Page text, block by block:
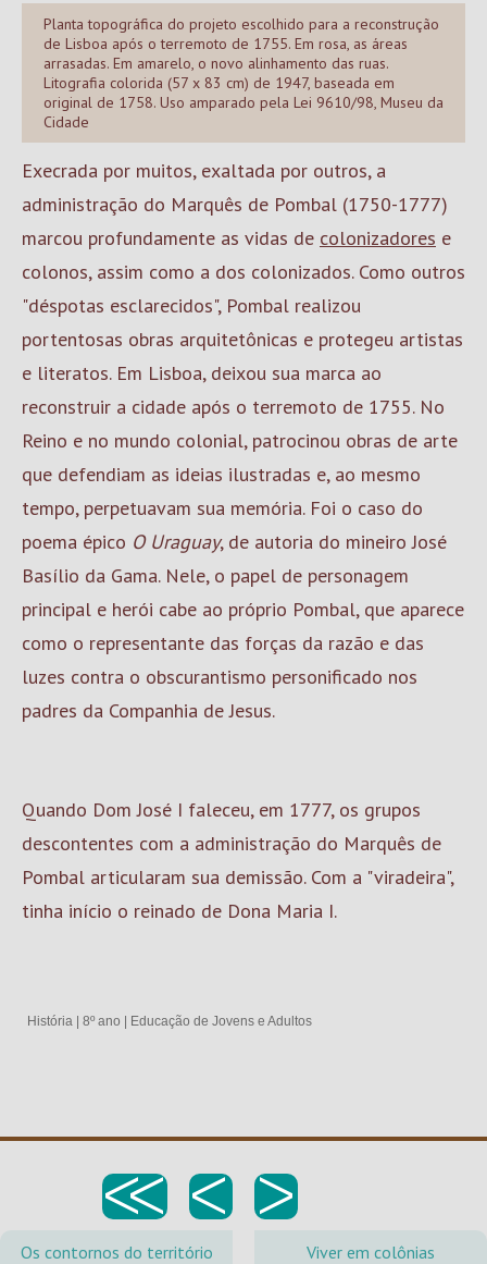
Planta topográfica do projeto escolhido para a reconstrução
de Lisboa após o terremoto de 1755. Em rosa, as áreas
arrasadas. Em amarelo, o novo alinhamento das ruas.
Litografia colorida (57 x 83 cm) de 1947, baseada em
original de 1758. Uso amparado pela Lei 9610/98, Museu da
Cidade
Execrada por muitos, exaltada por outros, a
administração do Marquês de Pombal (1750-1777)
marcou profundamente as vidas de colonizadores e
colonos, assim como a dos colonizados. Como outros
"déspotas esclarecidos", Pombal realizou
portentosas obras arquitetônicas e protegeu artistas
e literatos. Em Lisboa, deixou sua marca ao
reconstruir a cidade após o terremoto de 1755. No
Reino e no mundo colonial, patrocinou obras de arte
que defendiam as ideias ilustradas e, ao mesmo
tempo, perpetuavam sua memória. Foi o caso do
poema épico O Uraguay, de autoria do mineiro José
Basílio da Gama. Nele, o papel de personagem
principal e herói cabe ao próprio Pombal, que aparece
como o representante das forças da razão e das
luzes contra o obscurantismo personificado nos
padres da Companhia de Jesus.
Quando Dom José I faleceu, em 1777, os grupos
descontentes com a administração do Marquês de
Pombal articularam sua demissão. Com a "viradeira",
tinha início o reinado de Dona Maria I.
História 8º ano Educação de Jovens e Adultos
<< < >
Os contornos do território Viver em colônias